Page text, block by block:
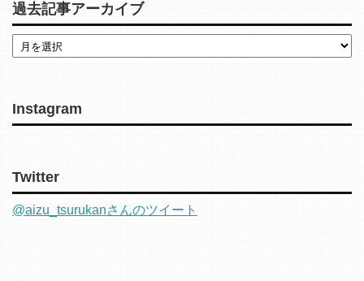
過去記事アーカイブ
Instagram
Twitter
@aizu_tsurukanさんのツイート